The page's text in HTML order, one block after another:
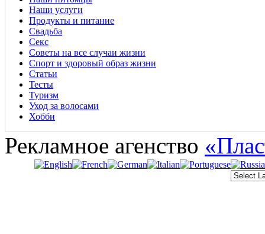
Наши услуги
Продукты и питание
Свадьба
Секс
Советы на все случаи жизни
Спорт и здоровый образ жизни
Статьи
Тесты
Туризм
Уход за волосами
Хобби
Рекламное агенство